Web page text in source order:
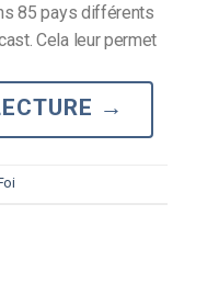
85 pays différents
Cela leur permet
→